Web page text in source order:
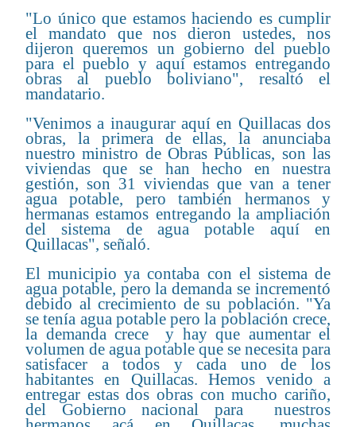
"Lo único que estamos haciendo es cumplir
el mandato que nos dieron ustedes, nos
dijeron queremos un gobierno del pueblo
para el pueblo y aquí estamos entregando
obras al pueblo boliviano", resaltó el
mandatario.
"Venimos a inaugurar aquí en Quillacas dos
obras, la primera de ellas, la anunciaba
nuestro ministro de Obras Públicas, son las
viviendas que se han hecho en nuestra
gestión, son 31 viviendas que van a tener
agua potable, pero también hermanos y
hermanas estamos entregando la ampliación
del sistema de agua potable aquí en
Quillacas", señaló.
El municipio ya contaba con el sistema de
agua potable, pero la demanda se incrementó
debido al crecimiento de su población. "Ya
se tenía agua potable pero la población crece,
la demanda crece y hay que aumentar el
volumen de agua potable que se necesita para
satisfacer a todos y cada uno de los
habitantes en Quillacas. Hemos venido a
entregar estas dos obras con mucho cariño,
del Gobierno nacional para nuestros